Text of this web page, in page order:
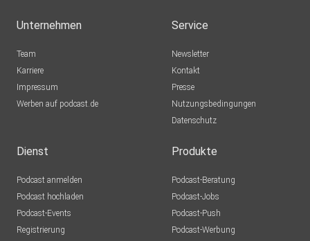
Unternehmen
Team
Karriere
Impressum
Werben auf podcast.de
Service
Newsletter
Kontakt
Presse
Nutzungsbedingungen
Datenschutz
Dienst
Podcast anmelden
Podcast hochladen
Podcast-Events
Registrierung
Produkte
Podcast-Beratung
Podcast-Jobs
Podcast-Push
Podcast-Werbung